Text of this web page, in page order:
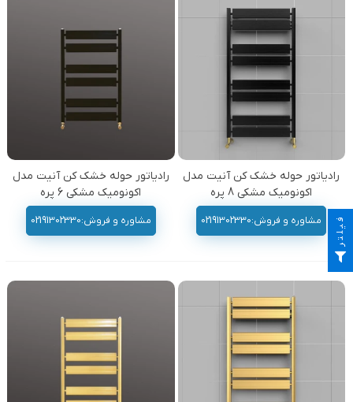
رادیاتور حوله خشک کن آنیت مدل
اکونومیک مشکی 8 پره
مشاوره و فروش:02191302330
رادیاتور حوله خشک کن آنیت مدل
اکونومیک مشکی 6 پره
مشاوره و فروش:02191302330 فیلتر